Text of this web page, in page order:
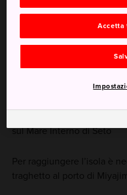
Il traghetto che parte da
sul Mare Interno di Seto
Per raggiungere l’isola è
traghetto al porto di
Accetta